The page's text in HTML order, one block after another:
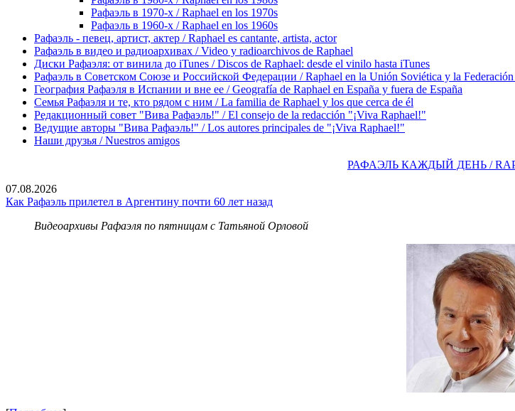
Рафаэль в 1970-х / Raphael en los 1970s
Рафаэль в 1960-х / Raphael en los 1960s
Рафаэль - певец, артист, актер / Raphael es cantante, artista, actor
Рафаэль в видео и радиоархивах / Video y radioarchivos de Raphael
Диски Рафаэля: от винила до iTunes / Discos de Raphael: desde el vinilo hasta iTunes
Рафаэль в Советском Союзе и Российской Федерации / Raphael en la Unión Soviética y la Federación
География Рафаэля в Испании и вне ее / Geografía de Raphael en España y fuera de España
Семья Рафаэля и те, кто рядом с ним / La familia de Raphael y los que cerca de él
Редакционный совет "Вива Рафаэль!" / El consejo de la redacción "¡Viva Raphael!"
Ведущие авторы "Вива Рафаэль!" / Los autores principales de "¡Viva Raphael!"
Наши друзья / Nuestros amigos
РАФАЭЛЬ КАЖДЫЙ ДЕНЬ /
07.08.2026
Как Рафаэль прилетел в Аргентину почти 60 лет назад
Видеоархивы Рафаэля по пятницам с Татьяной Орловой